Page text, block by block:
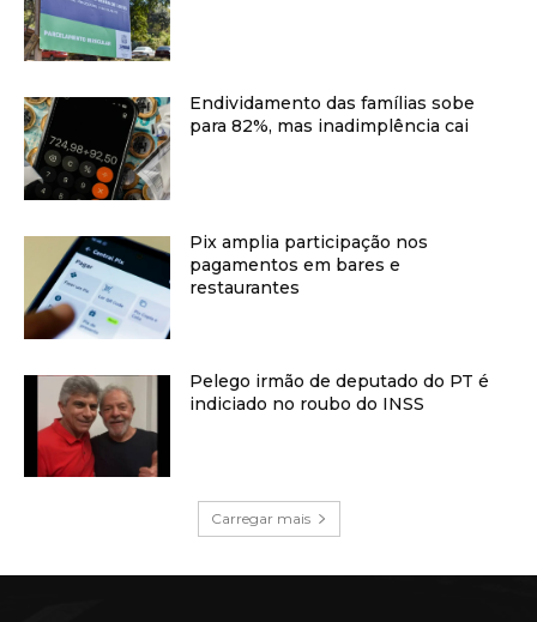
Endividamento das famílias sobe
para 82%, mas inadimplência cai
Pix amplia participação nos
pagamentos em bares e
restaurantes
Pelego irmão de deputado do PT é
indiciado no roubo do INSS
Carregar mais